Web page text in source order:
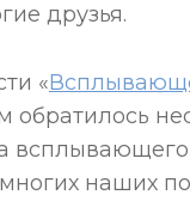
друзья.
«
обратилось
наших